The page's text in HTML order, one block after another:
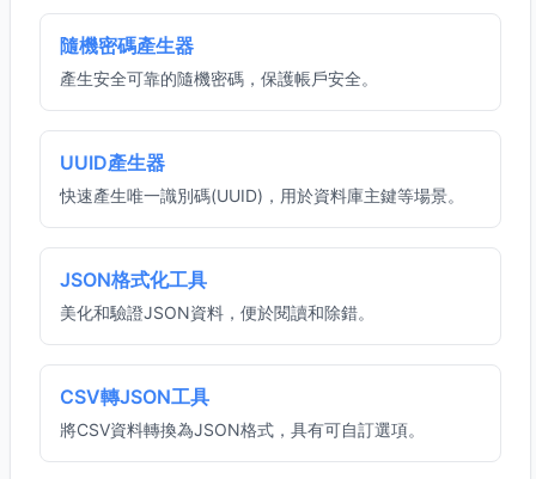
隨機密碼產生器
產生安全可靠的隨機密碼，保護帳戶安全。
UUID產生器
快速產生唯一識別碼(UUID)，用於資料庫主鍵等場景。
JSON格式化工具
美化和驗證JSON資料，便於閱讀和除錯。
CSV轉JSON工具
將CSV資料轉換為JSON格式，具有可自訂選項。